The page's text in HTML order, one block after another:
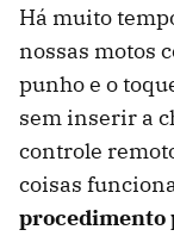
Há muito
nossas motos
punho e o
sem inserir a
controle
coisas
procedimento